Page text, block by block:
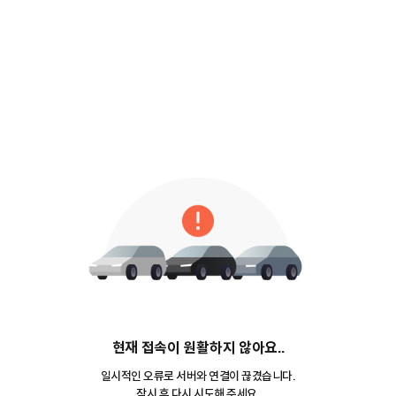
현재 접속이 원활하지 않아요..
일시적인 오류로 서버와 연결이 끊겼습니다.